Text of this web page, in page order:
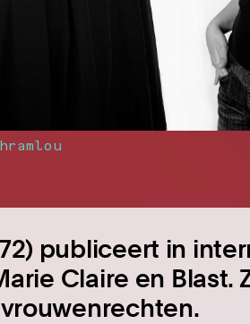
publiceert in
Claire en Blast.